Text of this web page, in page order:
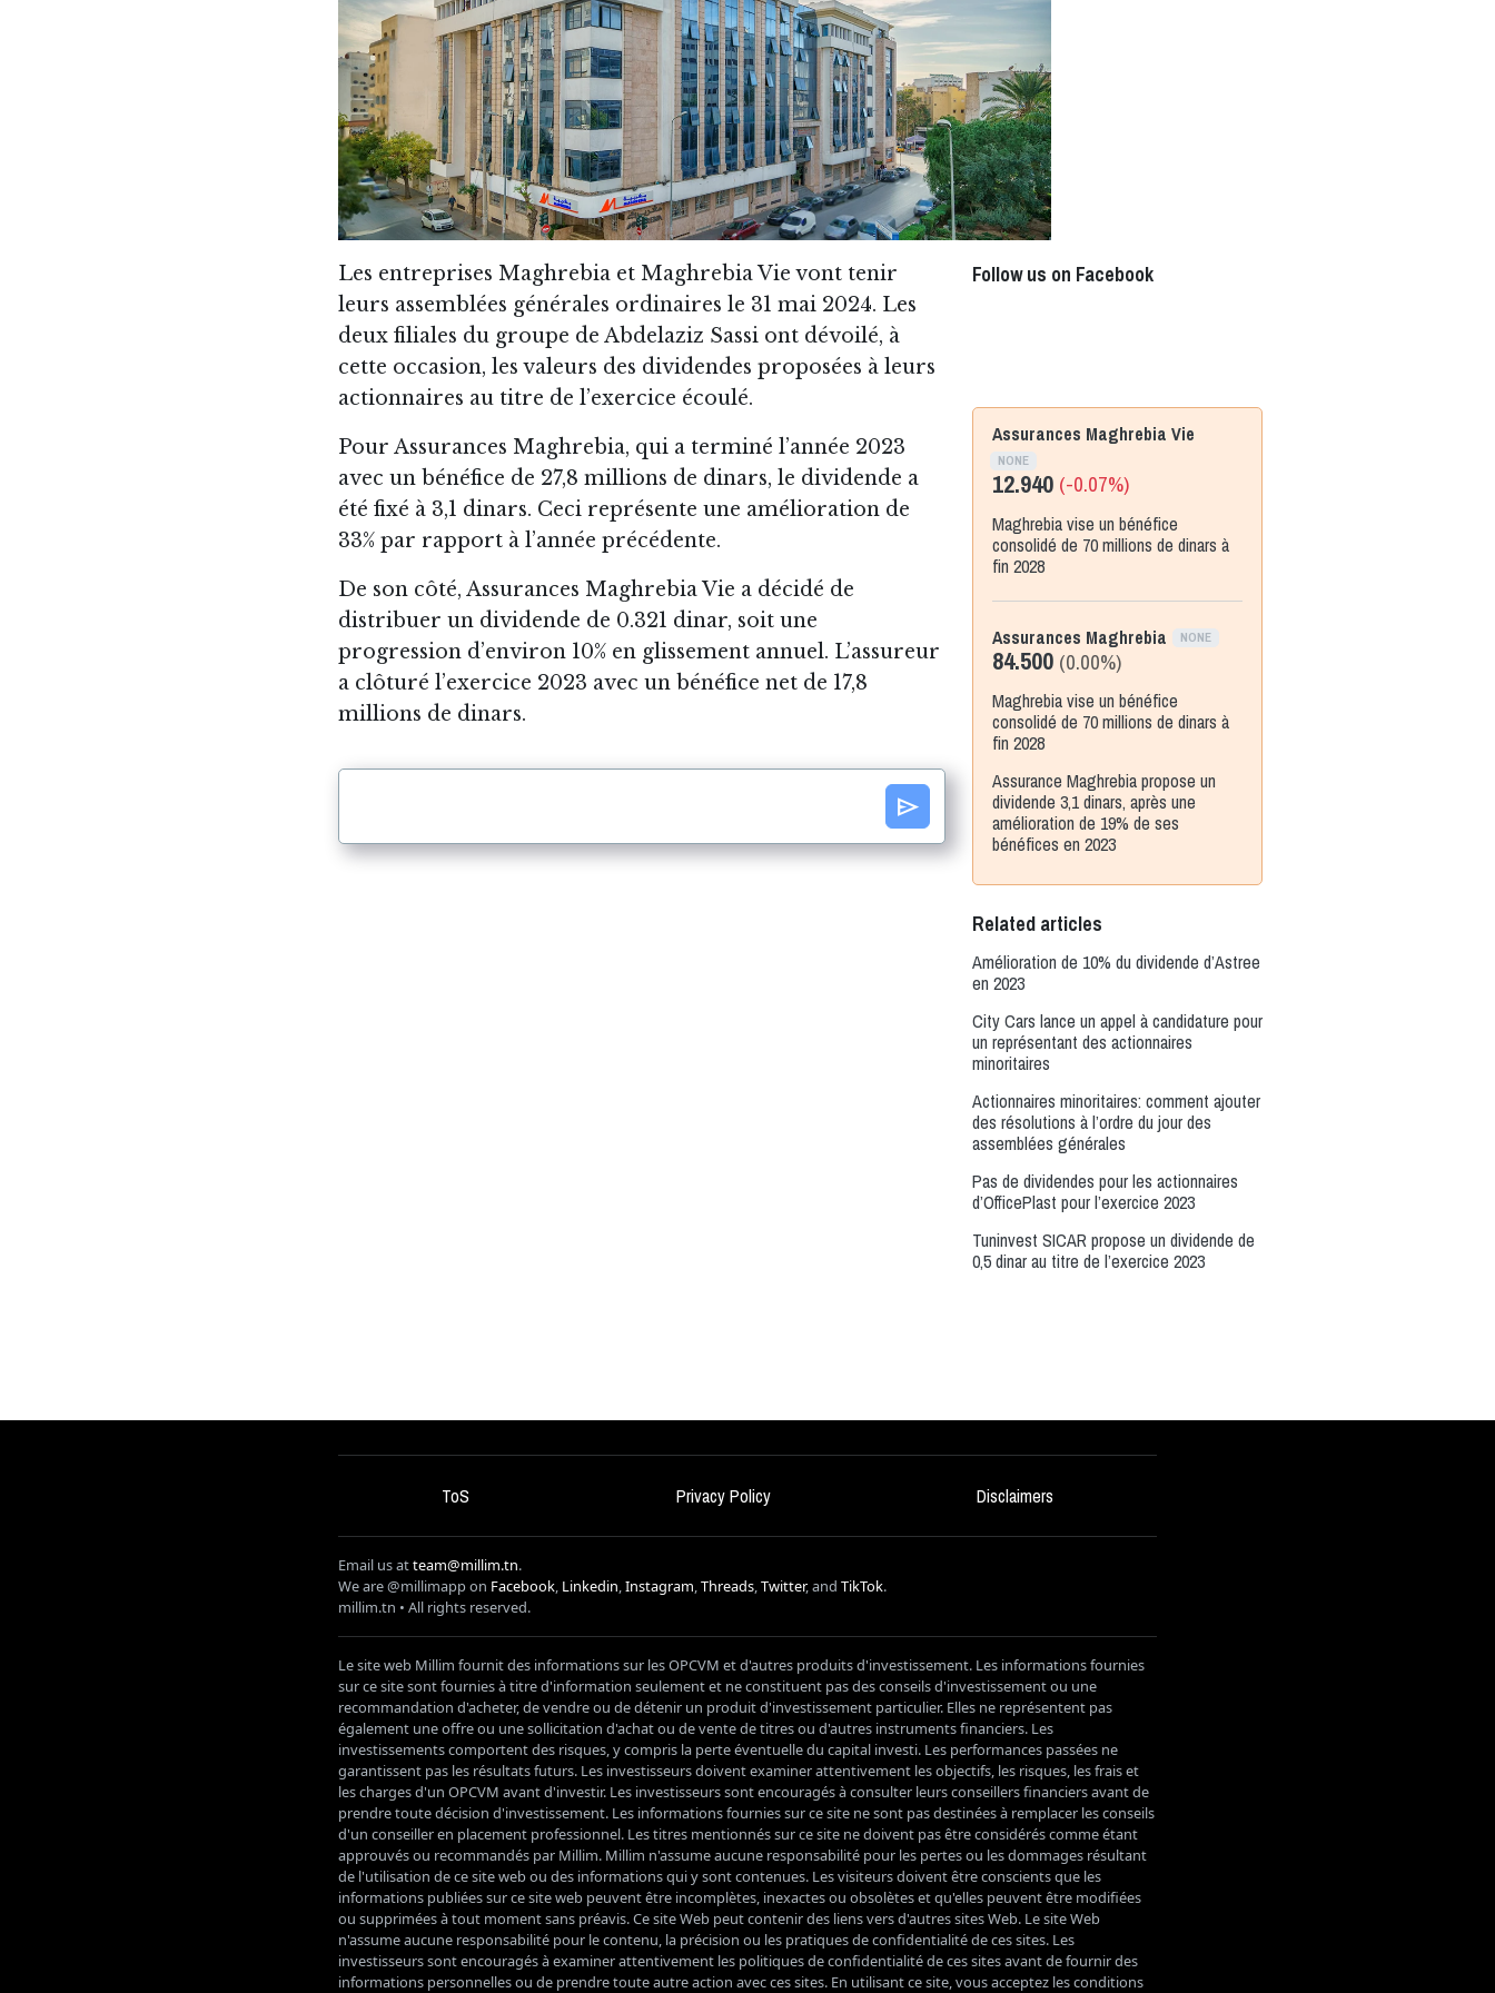
Les entreprises Maghrebia et Maghrebia Vie vont tenir
leurs assemblées générales ordinaires le 31 mai 2024. Les
deux filiales du groupe de Abdelaziz Sassi ont dévoilé, à
cette occasion, les valeurs des dividendes proposées à leurs
actionnaires au titre de l’exercice écoulé.
Pour Assurances Maghrebia, qui a terminé l’année 2023
avec un bénéfice de 27,8 millions de dinars, le dividende a
été fixé à 3,1 dinars. Ceci représente une amélioration de
33% par rapport à l’année précédente.
De son côté, Assurances Maghrebia Vie a décidé de
distribuer un dividende de 0.321 dinar, soit une
progression d’environ 10% en glissement annuel. L’assureur
a clôturé l’exercice 2023 avec un bénéfice net de 17,8
millions de dinars.
send
Follow us on Facebook
Assurances Maghrebia Vie
NONE
12.940 (-0.07%)
Maghrebia vise un bénéfice
consolidé de 70 millions de dinars à
fin 2028
Assurances Maghrebia NONE
84.500 (0.00%)
Maghrebia vise un bénéfice
consolidé de 70 millions de dinars à
fin 2028
Assurance Maghrebia propose un
dividende 3,1 dinars, après une
amélioration de 19% de ses
bénéfices en 2023
Related articles
Amélioration de 10% du dividende d’Astree
en 2023
City Cars lance un appel à candidature pour
un représentant des actionnaires
minoritaires
Actionnaires minoritaires: comment ajouter
des résolutions à l’ordre du jour des
assemblées générales
Pas de dividendes pour les actionnaires
d’OfficePlast pour l’exercice 2023
Tuninvest SICAR propose un dividende de
0,5 dinar au titre de l’exercice 2023
ToS Privacy Policy Disclaimers
Email us atteam@millim.tn.
We are @millimapp on Facebook Linkedin Instagram Threads Twitter, and TikTok.
millim.tn • All rights reserved.
Le site web Millim fournit des informations sur les OPCVM et d'autres produits d'investissement. Les informations fournies
sur ce site sont fournies à titre d'information seulement et ne constituent pas des conseils d'investissement ou une
recommandation d'acheter, de vendre ou de détenir un produit d'investissement particulier. Elles ne représentent pas
également une offre ou une sollicitation d'achat ou de vente de titres ou d'autres instruments financiers. Les
investissements comportent des risques, y compris la perte éventuelle du capital investi. Les performances passées ne
garantissent pas les résultats futurs. Les investisseurs doivent examiner attentivement les objectifs, les risques, les frais et
les charges d'un OPCVM avant d'investir. Les investisseurs sont encouragés à consulter leurs conseillers financiers avant de
prendre toute décision d'investissement. Les informations fournies sur ce site ne sont pas destinées à remplacer les conseils
d'un conseiller en placement professionnel. Les titres mentionnés sur ce site ne doivent pas être considérés comme étant
approuvés ou recommandés par Millim. Millim n'assume aucune responsabilité pour les pertes ou les dommages résultant
de l'utilisation de ce site web ou des informations qui y sont contenues. Les visiteurs doivent être conscients que les
informations publiées sur ce site web peuvent être incomplètes, inexactes ou obsolètes et qu'elles peuvent être modifiées
ou supprimées à tout moment sans préavis. Ce site Web peut contenir des liens vers d'autres sites Web. Le site Web
n'assume aucune responsabilité pour le contenu, la précision ou les pratiques de confidentialité de ces sites. Les
investisseurs sont encouragés à examiner attentivement les politiques de confidentialité de ces sites avant de fournir des
informations personnelles ou de prendre toute autre action avec ces sites. En utilisant ce site, vous acceptez les conditions